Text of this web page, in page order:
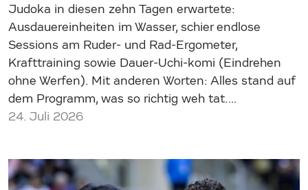
Judoka in diesen zehn Tagen erwartete:
Ausdauereinheiten im Wasser, schier endlose
Sessions am Ruder- und Rad-Ergometer,
Krafttraining sowie Dauer-Uchi-komi (Eindrehen
ohne Werfen). Mit anderen Worten: Alles stand auf
dem Programm, was so richtig weh tat.…
24. Juli 2026